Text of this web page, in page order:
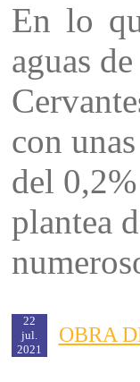
En lo
aguas
con
del
plantea
22
jul.
2021
OBRA